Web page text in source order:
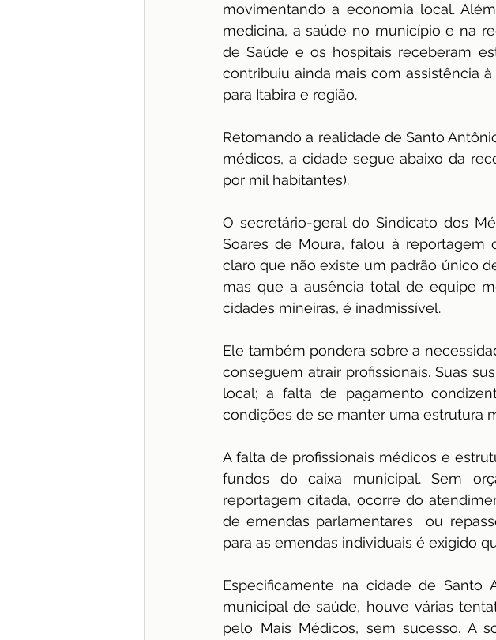
movimentando a economia local.
medicina, a saúde no município e na
de Saúde e os hospitais receberam
contribuiu ainda mais com assistência
para Itabira e região.
Retomando a realidade de Santo
médicos, a cidade segue abaixo da
por mil habitantes).
O secretário-geral do Sindicato dos
Soares de Moura, falou à
claro que não existe um padrão único
mas que a ausência total de equipe
cidades mineiras, é inadmissível.
Ele também pondera sobre a
conseguem atrair profissionais. Suas
local; a falta de pagamento
condições de se manter uma estrutura
A falta de profissionais médicos e
fundos do caixa municipal. Sem
reportagem citada, ocorre do
de emendas parlamentares  ou
para as emendas individuais é exigido
Especificamente na cidade de Santo
municipal de saúde, houve várias
pelo Mais Médicos, sem sucesso. A